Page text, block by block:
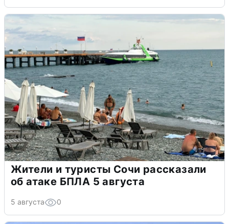
Жители и туристы Сочи рассказали
об атаке БПЛА 5 августа
5 августа 0